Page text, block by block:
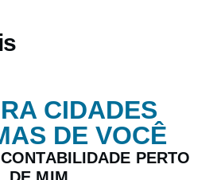
CIDADES
DE VOCÊ
PERTO